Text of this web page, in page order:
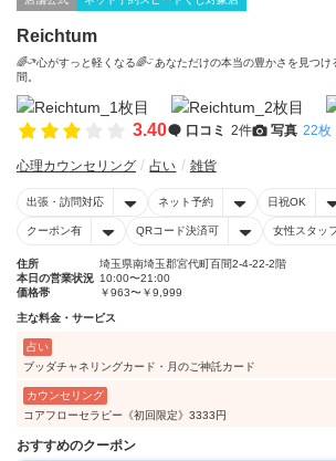
Reichtum
🌈ᵕ̈*心がすっと軽くなる🌈ᵕ̈ あなただけの本当の豊かさを見つ
間。
3.40 口コミ 2件 写真 22枚
心理カウンセリング 占い 雑貨
出張・訪問対応 ネット予約 日祝OK
クーポン有 QRコード決済可 女性スタッ
住所
埼玉県南埼玉郡宮代町百間2-4-22-2階
本日の営業状況 10:00〜21:00
価格帯
￥963〜￥9,999
主な料金・サービス
占い
ブッダチャネリングカード・月のご神託カード
カウンセリング
コアフローセラピー《初回限定》3333円
おすすめのクーポン